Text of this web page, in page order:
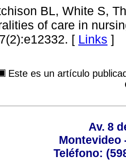
BL, White S,
of care in
[ Links ]
Este es un artículo
Av. 8
Montevideo
Teléfono: